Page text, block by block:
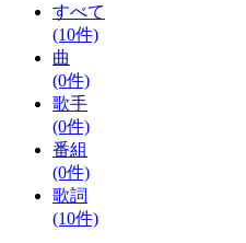
すべて
(10件)
曲
(0件)
歌手
(0件)
番組
(0件)
歌詞
(10件)